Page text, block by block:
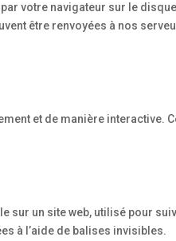
votre navigateur sur le
être renvoyées à nos
et de manière interactive.
sur un site web, utilisé pour
à l’aide de balises invisibles.